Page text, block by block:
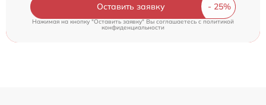
Оставить заявку
Нажимая на кнопку "Оставить заявку" Вы соглашаетесь cполитикой
конфиденциальности